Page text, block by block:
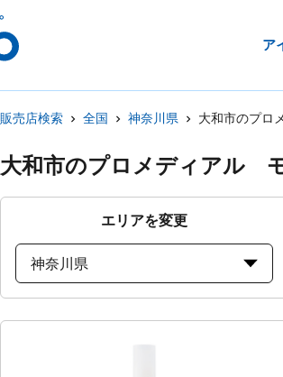
ア
販売店検索 全国 神奈川県 大和市のプロ
大和市のプロメディアル
エリアを変更
神奈川県